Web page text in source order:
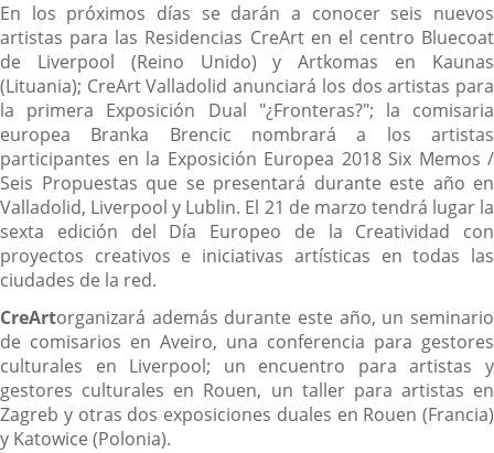
En los próximos días se darán a conocer seis nuevos
artistas para las Residencias CreArt en el centro Bluecoat
de Liverpool (Reino Unido) y Artkomas en Kaunas
(Lituania); CreArt Valladolid anunciará los dos artistas para
la primera Exposición Dual "¿Fronteras?"; la comisaria
europea Branka Brencic nombrará a los artistas
participantes en la Exposición Europea 2018 Six Memos /
Seis Propuestas que se presentará durante este año en
Valladolid, Liverpool y Lublin. El 21 de marzo tendrá lugar la
sexta edición del Día Europeo de la Creatividad con
proyectos creativos e iniciativas artísticas en todas las
ciudades de la red.
CreArtorganizará además durante este año, un seminario
de comisarios en Aveiro, una conferencia para gestores
culturales en Liverpool; un encuentro para artistas y
gestores culturales en Rouen, un taller para artistas en
Zagreb y otras dos exposiciones duales en Rouen (Francia)
y Katowice (Polonia).